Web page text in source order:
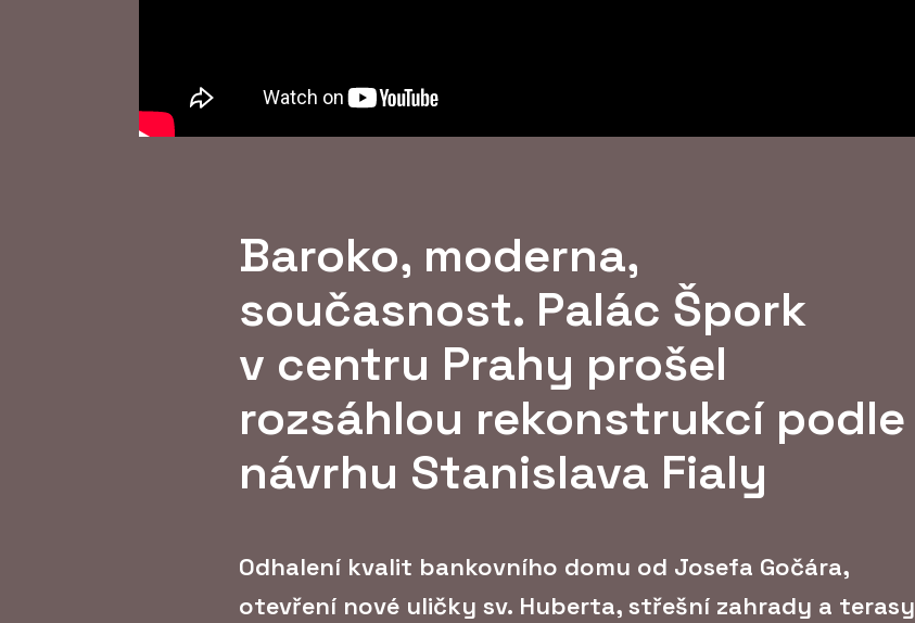
Baroko, moderna,
současnost. Palác Špork
v centru Prahy prošel
rozsáhlou rekonstrukcí podle
návrhu Stanislava Fialy
Odhalení kvalit bankovního domu od Josefa Gočára,
otevření nové uličky sv. Huberta, střešní zahrady a terasy